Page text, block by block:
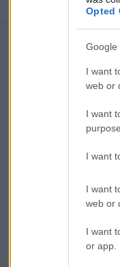
Opted
Google
I want
web or
I want
I want
I want
web or
I want
or app.